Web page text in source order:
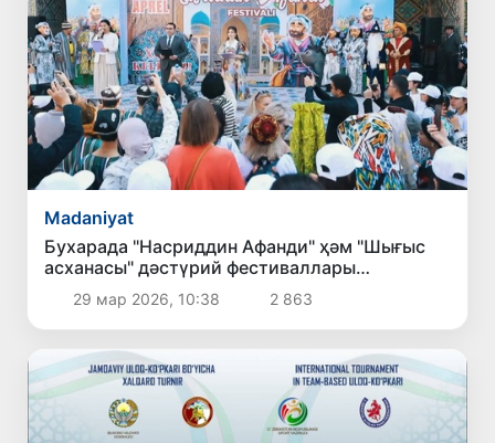
Madaniyat
Бухарада "Насриддин Афанди" ҳәм "Шығыс
асханасы" дәстүрий фестиваллары
өткериледи
29 мар 2026, 10:38 2 863